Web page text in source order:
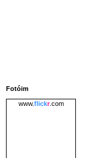
Fotóim
www.flickr.com